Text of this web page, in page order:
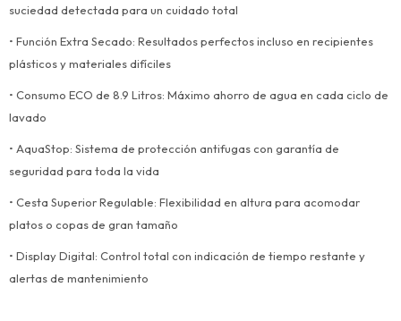
suciedad detectada para un cuidado total
• Función Extra Secado: Resultados perfectos incluso en recipientes
plásticos y materiales difíciles
• Consumo ECO de 8.9 Litros: Máximo ahorro de agua en cada ciclo de
lavado
• AquaStop: Sistema de protección antifugas con garantía de
seguridad para toda la vida
• Cesta Superior Regulable: Flexibilidad en altura para acomodar
platos o copas de gran tamaño
• Display Digital: Control total con indicación de tiempo restante y
alertas de mantenimiento